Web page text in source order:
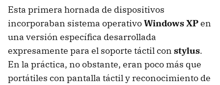
Esta primera hornada de dispositivos
incorporaban sistema operativoWindows XPen
una versión específica desarrollada
expresamente para el soporte táctil con stylus.
En la práctica, no obstante, eran poco más que
portátiles con pantalla táctil y reconocimiento de